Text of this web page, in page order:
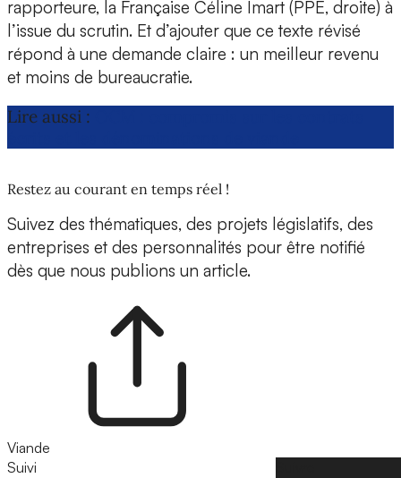
rapporteure, la Française Céline Imart (PPE, droite) à
l’issue du scrutin. Et d’ajouter que ce texte révisé
répond à une demande claire : un meilleur revenu
et moins de bureaucratie.
Lire aussi :
Restez au courant en temps réel !
Suivez des thématiques, des projets législatifs, des
entreprises et des personnalités pour être notifié
dès que nous publions un article.
Viande
Suivi